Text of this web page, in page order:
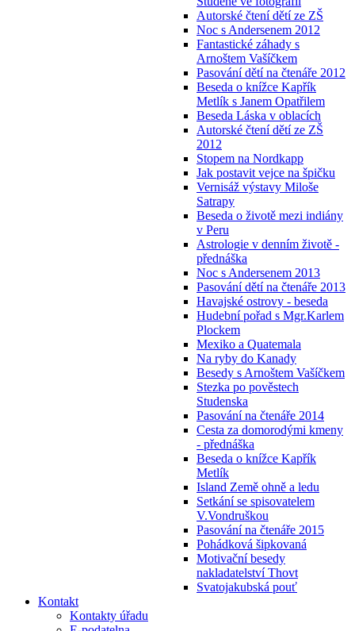
Autorské čtení dětí ze ZŠ
Noc s Andersenem 2012
Fantastické záhady s
Arnoštem Vašíčkem
Pasování dětí na čtenáře 2012
Beseda o knížce Kapřík
Metlík s Janem Opatřilem
Beseda Láska v oblacích
Autorské čtení dětí ze ZŠ
2012
Stopem na Nordkapp
Jak postavit vejce na špičku
Vernisáž výstavy Miloše
Satrapy
Beseda o životě mezi indiány
v Peru
Astrologie v denním životě -
přednáška
Noc s Andersenem 2013
Pasování dětí na čtenáře 2013
Havajské ostrovy - beseda
Hudební pořad s Mgr.Karlem
Plockem
Mexiko a Quatemala
Na ryby do Kanady
Besedy s Arnoštem Vašíčkem
Stezka po pověstech
Studenska
Pasování na čtenáře 2014
Cesta za domorodými kmeny
- přednáška
Beseda o knížce Kapřík
Metlík
Island Země ohně a ledu
Setkání se spisovatelem
V.Vondruškou
Pasování na čtenáře 2015
Pohádková šipkovaná
Motivační besedy
nakladatelství Thovt
Svatojakubská pouť
Kontakt
Kontakty úřadu